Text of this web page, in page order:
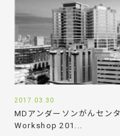
2017.03.30
MDアンダーソンがんセン
Workshop 201...